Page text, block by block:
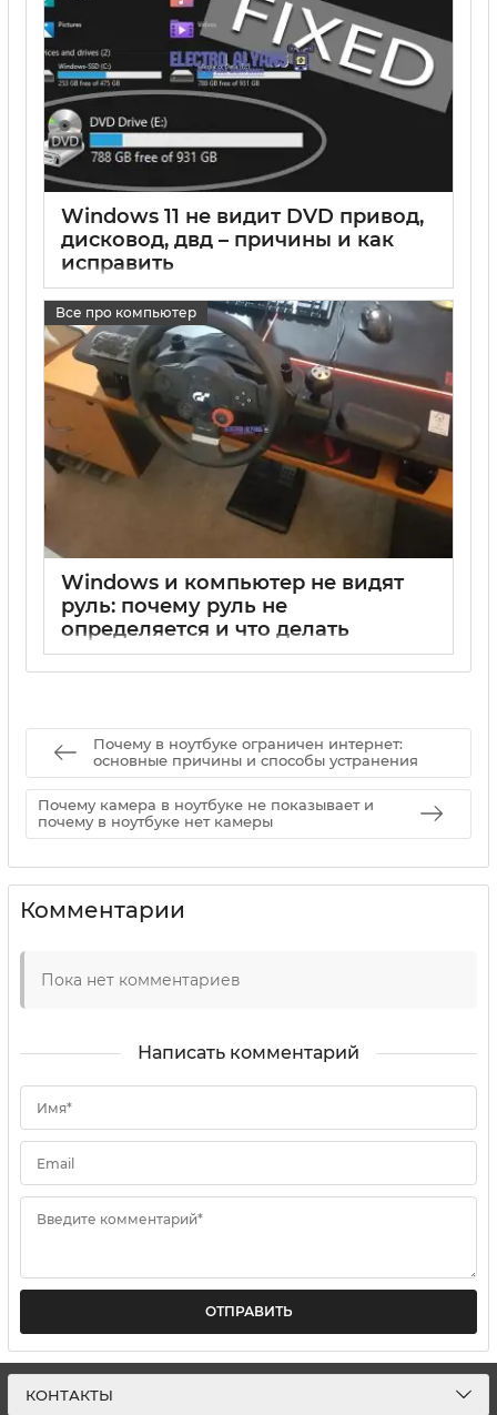
Windows 11 не видит DVD привод,
дисковод, двд – причины и как
исправить
Все про компьютер
Windows и компьютер не видят
руль: почему руль не
определяется и что делать
Почему в ноутбуке ограничен интернет:
основные причины и способы устранения
Почему камера в ноутбуке не показывает и
почему в ноутбуке нет камеры
Комментарии
Пока нет комментариев
Написать комментарий
Имя*
Email
Введите комментарий*
ОТПРАВИТЬ
КОНТАКТЫ